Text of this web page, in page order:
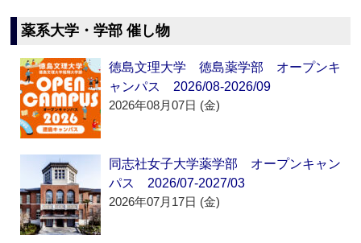
薬系大学・学部 催し物
徳島文理大学 徳島薬学部 オープンキ
ャンパス 2026/08-2026/09
2026年08月07日 (金)
同志社女子大学薬学部 オープンキャン
パス 2026/07-2027/03
2026年07月17日 (金)